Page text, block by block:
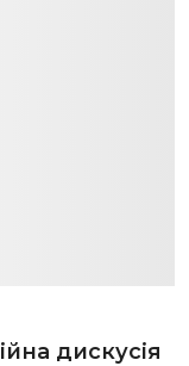
дискусія